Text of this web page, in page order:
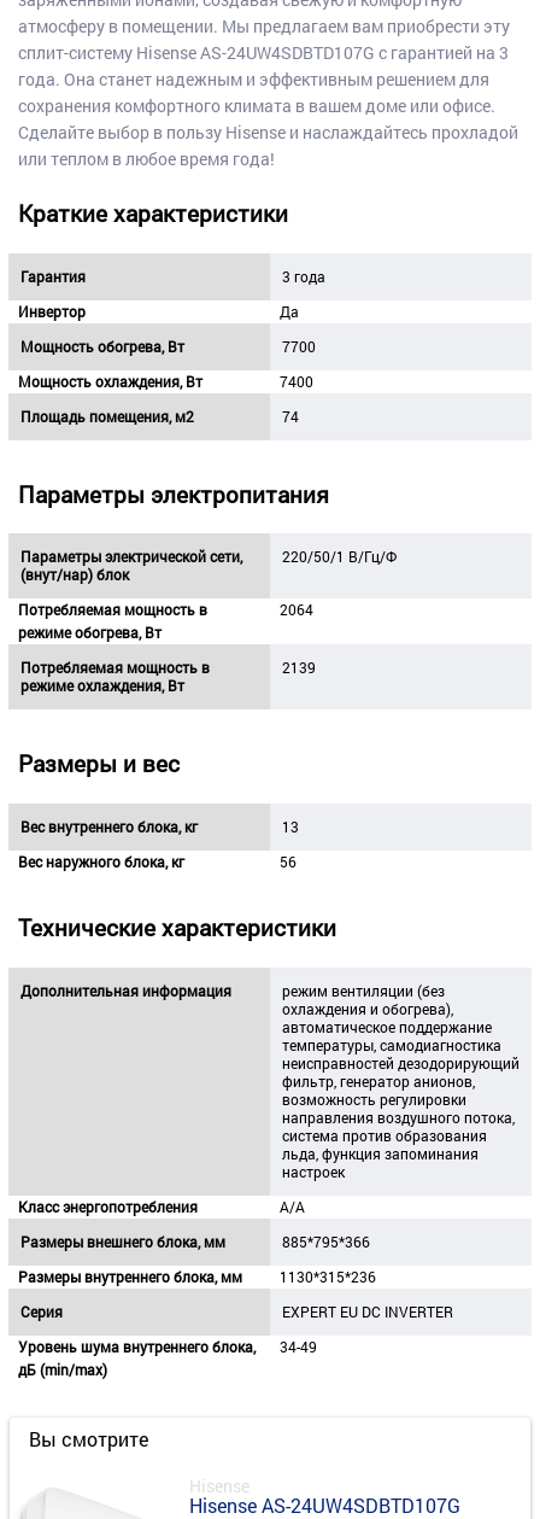
атмосферу в помещении. Мы предлагаем вам приобрести эту
сплит-систему Hisense AS-24UW4SDBTD107G с гарантией на 3
года. Она станет надежным и эффективным решением для
сохранения комфортного климата в вашем доме или офисе.
Сделайте выбор в пользу Hisense и наслаждайтесь прохладой
или теплом в любое время года!
Краткие характеристики
Гарантия
3 года
Инвертор
Да
Мощность обогрева, Вт
7700
Мощность охлаждения, Вт
7400
Площадь помещения, м2
74
Параметры электропитания
Параметры электрической сети,
(внут/нар) блок
220/50/1 В/Гц/Ф
Потребляемая мощность в
режиме обогрева, Вт
2064
Потребляемая мощность в
режиме охлаждения, Вт
2139
Размеры и вес
Вес внутреннего блока, кг
13
Вес наружного блока, кг
56
Технические характеристики
Дополнительная информация
режим вентиляции (без
охлаждения и обогрева),
автоматическое поддержание
температуры, самодиагностика
неисправностей дезодорирующий
фильтр, генератор анионов,
возможность регулировки
направления воздушного потока,
система против образования
льда, функция запоминания
настроек
Класс энергопотребления
А/А
Размеры внешнего блока, мм
885*795*366
Размеры внутреннего блока, мм
1130*315*236
Серия
EXPERT EU DC INVERTER
Уровень шума внутреннего блока,
дБ (min/max)
34-49
Вы смотрите
Hisense
Hisense AS-24UW4SDBTD107G